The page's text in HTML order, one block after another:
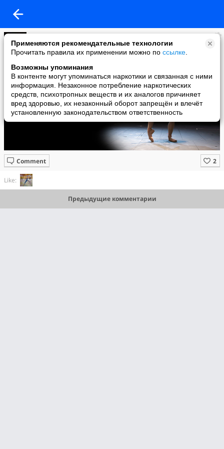
Применяются рекомендательные технологии
Прочитать правила их применении можно по ссылке
Возможны упоминания
В контенте могут упоминаться наркотики и связанная с ними
информация. Незаконное потребление наркотических
средств, психотропных веществ и их аналогов причиняет
вред здоровью, их незаконный оборот запрещён и влечёт
установленную законодательством ответственность
Krasopera
added a photo
15 Feb в 08:01
Comment
Like:
Предыдущие комментарии